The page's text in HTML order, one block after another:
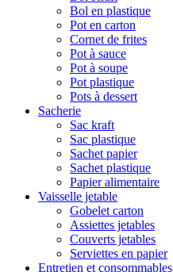
Bol en plastique
Pot en carton
Cornet de frites
Pot à sauce
Pot à soupe
Pot plastique
Pots à dessert
Sacherie
Sac kraft
Sac plastique
Sachet papier
Sachet plastique
Papier alimentaire
Vaisselle jetable
Gobelet carton
Assiettes jetables
Couverts jetables
Serviettes en papier
Entretien et consommables